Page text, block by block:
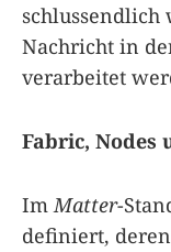
schlussendlich
Nachricht in
verarbeitet
Fabric, Nodes
ImMatter-
definiert,